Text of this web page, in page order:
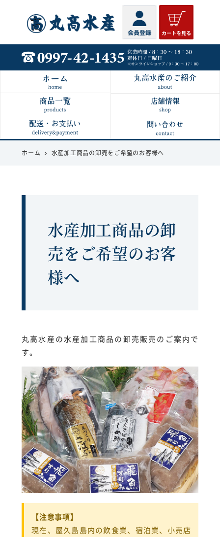
ホーム 水産加工商品の卸売をご希望のお客様へ
水産加工商品の卸
売をご希望のお客
様へ
丸高水産の水産加工商品の卸売販売のご案内で
す。
【注意事項】
現在、屋久島島内の飲食業、宿泊業、小売店